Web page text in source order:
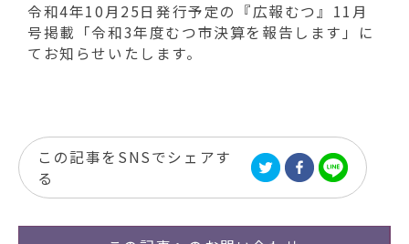
令和4年10月25日発行予定の『広報むつ』11月
号掲載「令和3年度むつ市決算を報告します」に
てお知らせいたします。
この記事をSNSでシェアす
る